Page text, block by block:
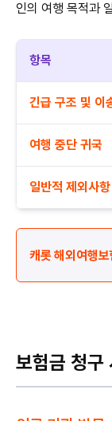
인의 여행 목적과
항목
긴급 구조 및 이
여행 중단 귀국
일반적 제외사항
캐롯 해외여행보
보험금 청구